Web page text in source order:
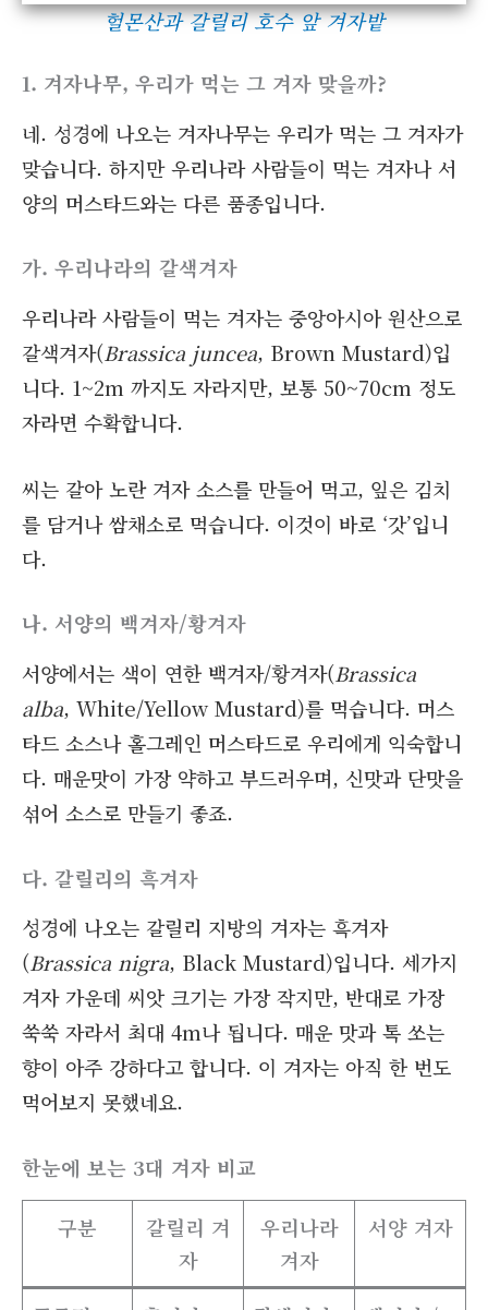
헐몬산과 갈릴리 호수 앞 겨자밭
1. 겨자나무, 우리가 먹는 그 겨자 맞을까?
네. 성경에 나오는 겨자나무는 우리가 먹는 그 겨자가
맞습니다. 하지만 우리나라 사람들이 먹는 겨자나 서
양의 머스타드와는 다른 품종입니다.
가. 우리나라의 갈색겨자
우리나라 사람들이 먹는 겨자는 중앙아시아 원산으로
갈색겨자(Brassica juncea, Brown Mustard)입
니다. 1~2m 까지도 자라지만, 보통 50~70cm 정도
자라면 수확합니다.
씨는 갈아 노란 겨자 소스를 만들어 먹고, 잎은 김치
를 담거나 쌈채소로 먹습니다. 이것이 바로 ‘갓’입니
다.
나. 서양의 백겨자/황겨자
서양에서는 색이 연한 백겨자/황겨자(Brassica
alba, White/Yellow Mustard)를 먹습니다. 머스
타드 소스나 홀그레인 머스타드로 우리에게 익숙합니
다. 매운맛이 가장 약하고 부드러우며, 신맛과 단맛을
섞어 소스로 만들기 좋죠.
다. 갈릴리의 흑겨자
성경에 나오는 갈릴리 지방의 겨자는 흑겨자
(Brassica nigra, Black Mustard)입니다. 세가지
겨자 가운데 씨앗 크기는 가장 작지만, 반대로 가장
쑥쑥 자라서 최대 4m나 됩니다. 매운 맛과 톡 쏘는
향이 아주 강하다고 합니다. 이 겨자는 아직 한 번도
먹어보지 못했네요.
한눈에 보는 3대 겨자 비교
구분
갈릴리 겨
자
우리나라
겨자
서양 겨자